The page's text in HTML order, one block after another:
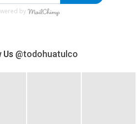
by
Us @todohuatulco